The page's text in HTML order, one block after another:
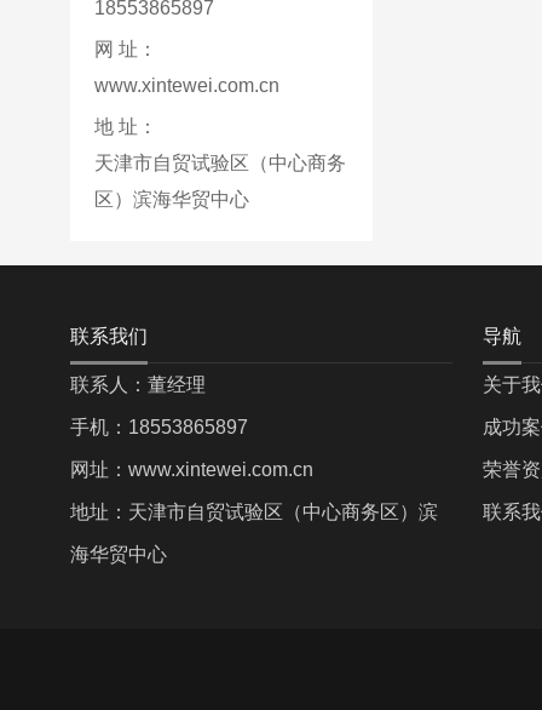
18553865897
网 址：
www.xintewei.com.cn
地 址：
天津市自贸试验区（中心商务
区）滨海华贸中心
联系我们
联系人：董经理
手机：18553865897
网址：www.xintewei.com.cn
地址：天津市自贸试验区（中心商务区）滨
海华贸中心
导航
关于
成功
荣誉
联系